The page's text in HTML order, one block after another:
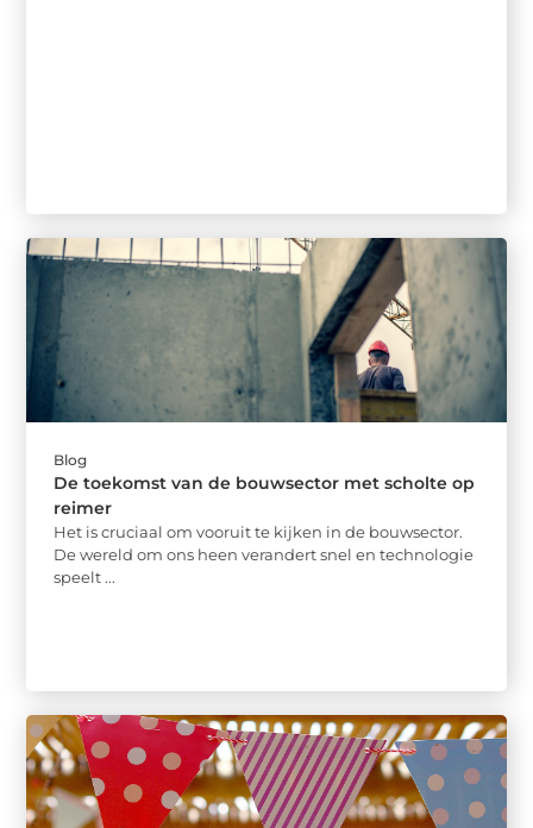
Blog
De toekomst van de bouwsector met scholte op
reimer
Het is cruciaal om vooruit te kijken in de bouwsector.
De wereld om ons heen verandert snel en technologie
speelt ...